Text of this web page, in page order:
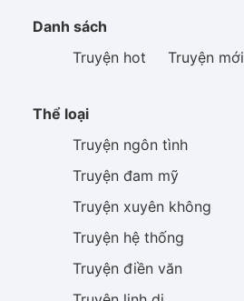
Danh sách
Truyện hot
Truyện mới
Thể loại
Truyện ngôn tình
Truyệnđam mỹ
Truyện xuyên không
Truyện hệ thống
Truyệnđiền văn